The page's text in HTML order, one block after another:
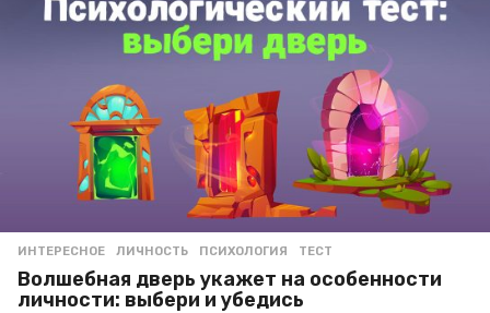
ИНТЕРЕСНОЕ ЛИЧНОСТЬ ,ПСИХОЛОГИЯ ,ТЕСТ
Волшебная дверь укажет на особенности
личности: выбери и убедись